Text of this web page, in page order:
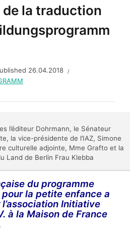
la traduction
26.04.2018
l’éditeur Dohrmann, le Sénateur
la vice-présidente de l’IAZ, Simone
culturelle adjointe, Mme Grafto et la
Land de Berlin Frau Klebba
du programme
la petite enfance a
Initiative
à la Maison de France